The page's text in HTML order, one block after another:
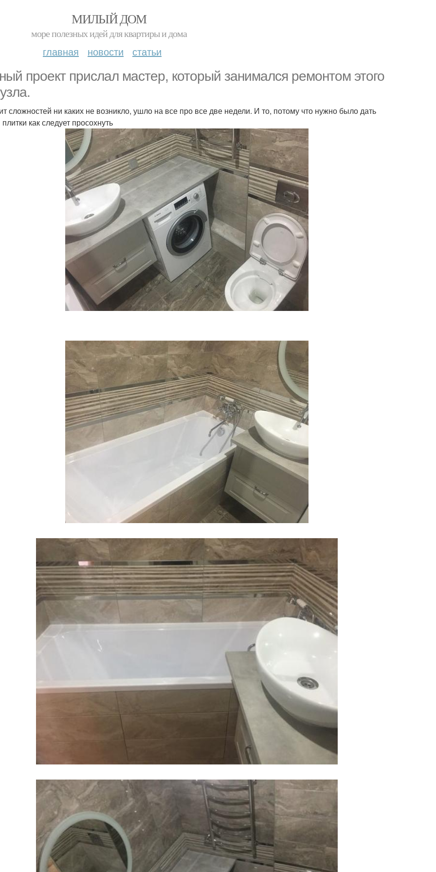
МИЛЫЙ ДОМ
море полезных идей для квартиры и дома
главная новости статьи
проект прислал мастер, который занимался ремонтом этого
сложностей ни каких не возникло, ушло на все про все две недели. И то, потому что нужно было дать
как следует просохнуть